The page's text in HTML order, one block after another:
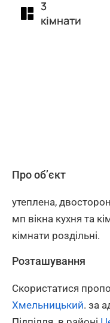
3
кімнати
Про об’єкт
утеплена,
мп вікна кухня та
кімнати роздільні.
Розташування
Скористатися
Хмельницький. за